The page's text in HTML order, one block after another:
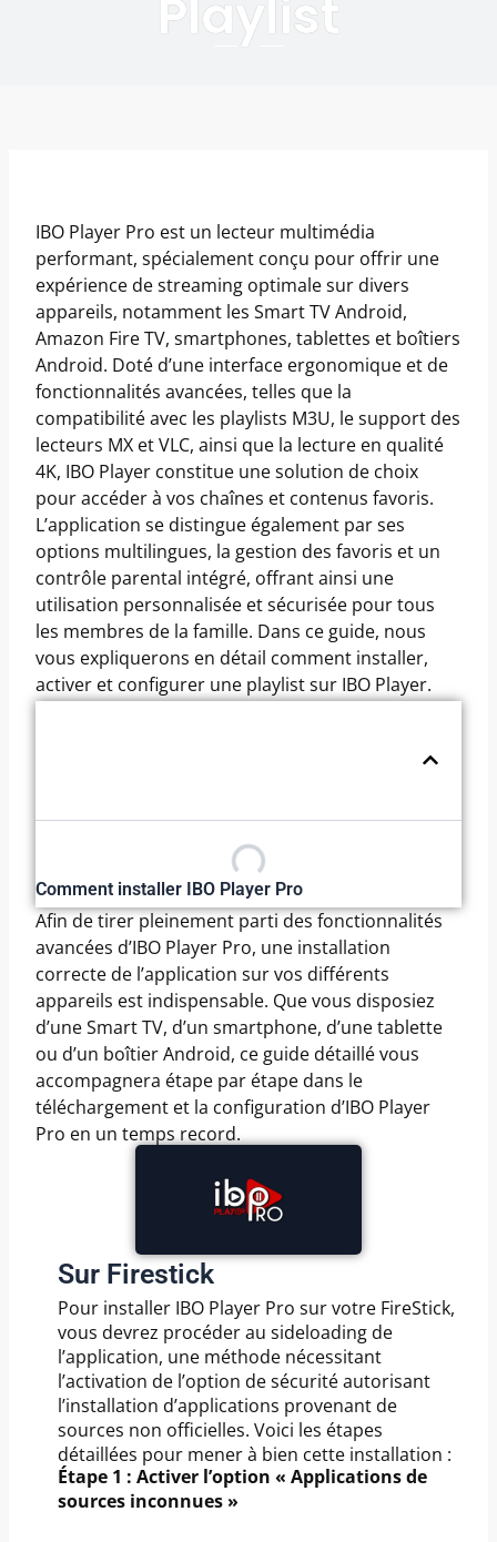
Playlist
IBO Player Pro est un lecteur multimédia
performant, spécialement conçu pour offrir une
expérience de streaming optimale sur divers
appareils, notamment les Smart TV Android,
Amazon Fire TV, smartphones, tablettes et boîtiers
Android. Doté d’une interface ergonomique et de
fonctionnalités avancées, telles que la
compatibilité avec les playlists M3U, le support des
lecteurs MX et VLC, ainsi que la lecture en qualité
4K, IBO Player constitue une solution de choix
pour accéder à vos chaînes et contenus favoris.
L’application se distingue également par ses
options multilingues, la gestion des favoris et un
contrôle parental intégré, offrant ainsi une
utilisation personnalisée et sécurisée pour tous
les membres de la famille. Dans ce guide, nous
vous expliquerons en détail comment installer,
activer et configurer une playlist sur IBO Player.
Comment installer IBO Player Pro
Afin de tirer pleinement parti des fonctionnalités
avancées d’IBO Player Pro, une installation
correcte de l’application sur vos différents
appareils est indispensable. Que vous disposiez
d’une Smart TV, d’un smartphone, d’une tablette
ou d’un boîtier Android, ce guide détaillé vous
accompagnera étape par étape dans le
téléchargement et la configuration d’IBO Player
Pro en un temps record.
Sur Firestick
Pour installer IBO Player Pro sur votre FireStick,
vous devrez procéder au sideloading de
l’application, une méthode nécessitant
l’activation de l’option de sécurité autorisant
l’installation d’applications provenant de
sources non officielles. Voici les étapes
détaillées pour mener à bien cette installation :
Étape 1 : Activer l’option « Applications de
sources inconnues »